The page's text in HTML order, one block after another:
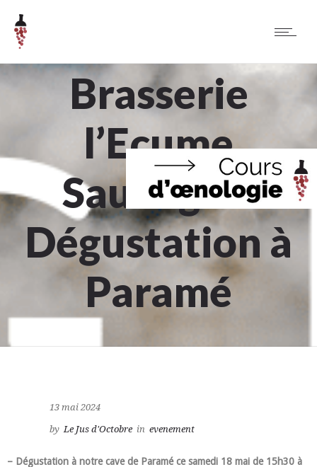
Brasserie
l’Ecume
Sauvage –
Dégustation à
Paramé
13 mai 2024
by Le Jus d'Octobre in evenement
– Dégustation à notre cave de Paramé ce samedi 18 mai de 15h30 à